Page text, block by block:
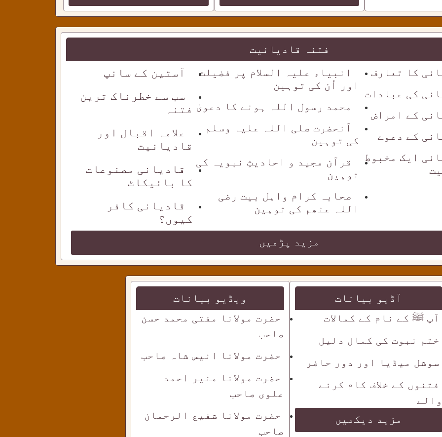
فتنہ قادیانیت
کا تعارف
کی عبادات
کے امراض
کے دعوے
ایک مخبوط
انبیاء علیہ السلام پر فضیلت
اور اُن کی توہین
محمد رسول اللہ ہونے کا دعویٰٰ
آنحضرت صلی اللہ علیہ وسلم
کی توہین
قرآن مجید و احادیثِ نبویہ کی
توہین
صحابہ کرام واہل بیت رضی
اللہ عنھم کی توہین
آستین کے سانپ
سب سے خطرناک ترین
فتنہ
علامہ اقبال اور
قادیانیت
قادیانی مصنوعات
کا بائیکاٹ
قادیانی کافر
کیوں؟
مزید پڑھیں
آڈیو بیانات
آپ ﷺ کے نام کے کمالات
ختم نبوت کی کمال دلیل
سوشل میڈیا اور دور حاضر
فتنوں کے خلاف کام کرنے
والے
مزید دیکھیں
ویڈیو بیانات
حضرت مولانا مفتی محمد حسن
صاحب
حضرت مولانا انیس شاہ صاحب
حضرت مولانا منیر احمد
علوی صاحب
حضرت مولانا شفیع الرحمان
صاحب